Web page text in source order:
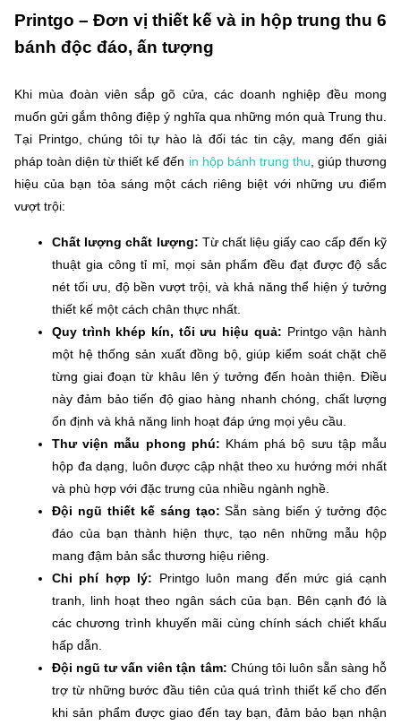
Printgo – Đơn vị thiết kế và in hộp trung thu 6
bánh độc đáo, ấn tượng
Khi mùa đoàn viên sắp gõ cửa, các doanh nghiệp đều mong
muốn gửi gắm thông điệp ý nghĩa qua những món quà Trung thu.
Tại Printgo, chúng tôi tự hào là đối tác tin cậy, mang đến giải
pháp toàn diện từ thiết kế đến in hộp bánh trung thu , giúp thương
hiệu của bạn tỏa sáng một cách riêng biệt với những ưu điểm
vượt trội:
Chất lượng chất lượng: Từ chất liệu giấy cao cấp đến kỹ
thuật gia công tỉ mỉ, mọi sản phẩm đều đạt được độ sắc
nét tối ưu, độ bền vượt trội, và khả năng thể hiện ý tưởng
thiết kế một cách chân thực nhất.
Quy trình khép kín, tối ưu hiệu quả: Printgo vận hành
một hệ thống sản xuất đồng bộ, giúp kiểm soát chặt chẽ
từng giai đoạn từ khâu lên ý tưởng đến hoàn thiện. Điều
này đảm bảo tiến độ giao hàng nhanh chóng, chất lượng
ổn định và khả năng linh hoạt đáp ứng mọi yêu cầu.
Thư viện mẫu phong phú: Khám phá bộ sưu tập mẫu
hộp đa dạng, luôn được cập nhật theo xu hướng mới nhất
và phù hợp với đặc trưng của nhiều ngành nghề.
Đội ngũ thiết kế sáng tạo:Sẵn sàng biến ý tưởng độc
đáo của bạn thành hiện thực, tạo nên những mẫu hộp
mang đậm bản sắc thương hiệu riêng.
Chi phí hợp lý: Printgo luôn mang đến mức giá cạnh
tranh, linh hoạt theo ngân sách của bạn. Bên cạnh đó là
các chương trình khuyến mãi cùng chính sách chiết khấu
hấp dẫn.
Đội ngũ tư vấn viên tận tâm: Chúng tôi luôn sẵn sàng hỗ
trợ từ những bước đầu tiên của quá trình thiết kế cho đến
khi sản phẩm được giao đến tay bạn, đảm bảo bạn nhận